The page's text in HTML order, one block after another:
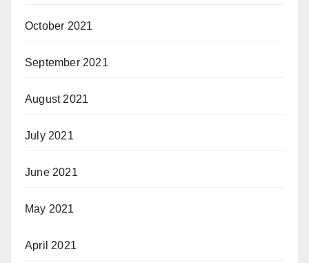
October 2021
September 2021
August 2021
July 2021
June 2021
May 2021
April 2021